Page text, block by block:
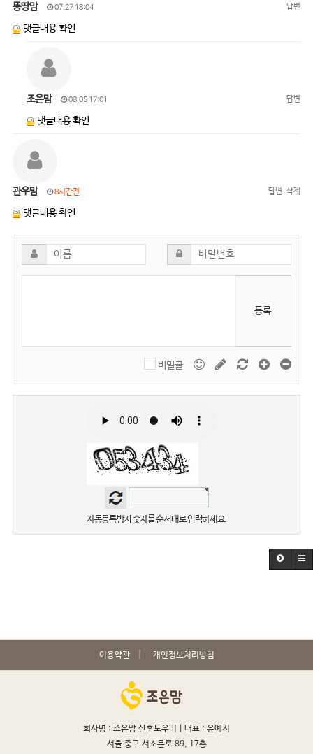
뚱땅맘 07.27 18:04 답변
댓글내용 확인
조은맘 08.05 17:01 답변
댓글내용 확인
관우맘 8시간전 답변 삭제
댓글내용 확인
등록
비밀글
자동등록방지 숫자를 순서대로 입력하세요.
이용약관 개인정보처리방침
회사명 : 조은맘 산후도우미 | 대표 : 윤예지
서울 중구 서소문로 89, 17층